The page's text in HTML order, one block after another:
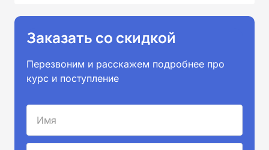
Заказать со скидкой
Перезвоним и расскажем подробнее про
курс и поступление